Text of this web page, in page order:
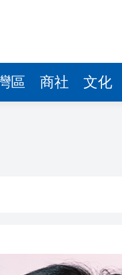
區 商社 文化
輕判